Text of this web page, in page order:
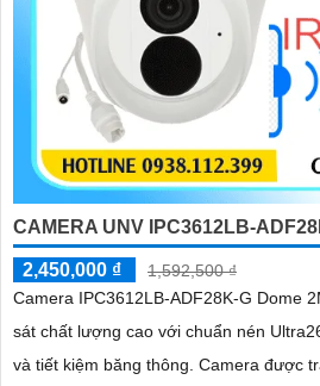
CAMERA UNV IPC3612LB-
2,450,000 ₫
1,592,500 ₫
Camera IPC3612LB-ADF28K-G Dome
sát chất lượng cao với chuẩn nén
và tiết kiệm băng thông. Camera được trang bị hồng ngoại 30m